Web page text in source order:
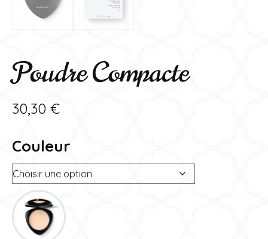
Poudre Compacte
30,30 €
Couleur